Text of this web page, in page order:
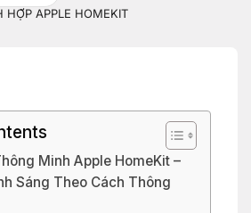
HỢP APPLE HOMEKIT
Minh Apple HomeKit –
Sáng Theo Cách Thông